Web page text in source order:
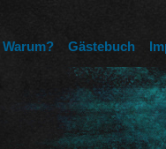
Warum? Gästebuch